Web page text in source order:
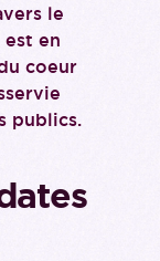
le
en
coeur
publics.